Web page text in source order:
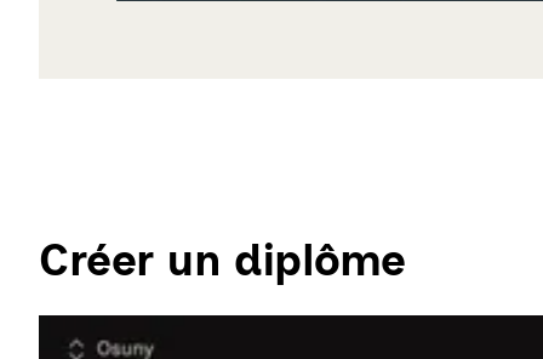
Créer un diplôme
Agrandir